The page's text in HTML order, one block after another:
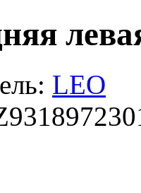
LEO